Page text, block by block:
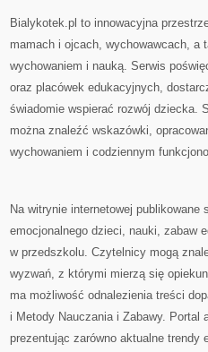
Bialykotek.pl to innowacyjna
mamach i ojcach, wychowawcach, a
wychowaniem i nauką. Serwis
oraz placówek edukacyjnych,
świadomie wspierać rozwój dziecka.
można znaleźć wskazówki,
wychowaniem i codziennym
Na witrynie internetowej
emocjonalnego dzieci, nauki, zabaw
w przedszkolu. Czytelnicy mogą
wyzwań, z którymi mierzą się
ma możliwość odnalezienia treści
i Metody Nauczania i Zabawy. Portal
prezentując zarówno aktualne trendy